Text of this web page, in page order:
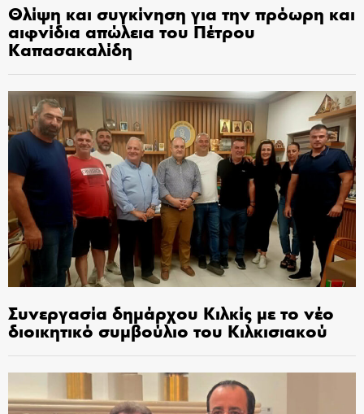
Θλίψη και συγκίνηση για την πρόωρη και
αιφνίδια απώλεια του Πέτρου
Καπασακαλίδη
Συνεργασία δημάρχου Κιλκίς με το νέο
διοικητικό συμβούλιο του Κιλκισιακού